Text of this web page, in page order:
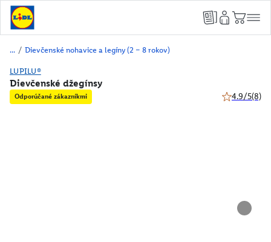
/ Dievčenské nohavice a legíny (2 – 8 rokov)
LUPILU®
Dievčenské džegínsy
Odporúčané zákazníkmi 4.9/5(8)